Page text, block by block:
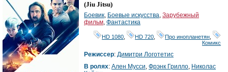
(Jiu Jitsu)
Боевик, Боевые искусства, Зарубежный
фильм, Фантастика
HD 1080 HD 720 Про инопланетян
Комикс
Режиссер: Димитри Логотетис
В ролях: Ален Мусси, Фрэнк Грилло, Николас